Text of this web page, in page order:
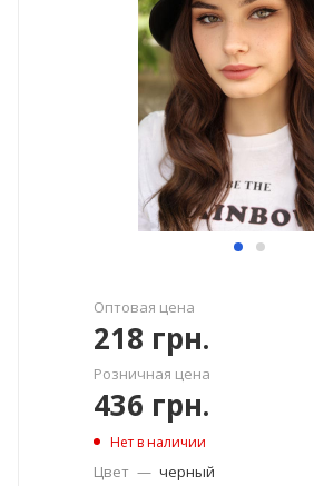
Оптовая цена
218 грн.
Розничная цена
436 грн.
Нет в наличии
Цвет — черный